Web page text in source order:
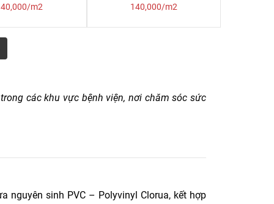
m2
140,000/m2
các khu vực bệnh viện, nơi chăm sóc sức
chất lượng, giá rẻ. LH 0916.422.522 để nhận báo
nguyên sinh PVC – Polyvinyl Clorua, kết hợp